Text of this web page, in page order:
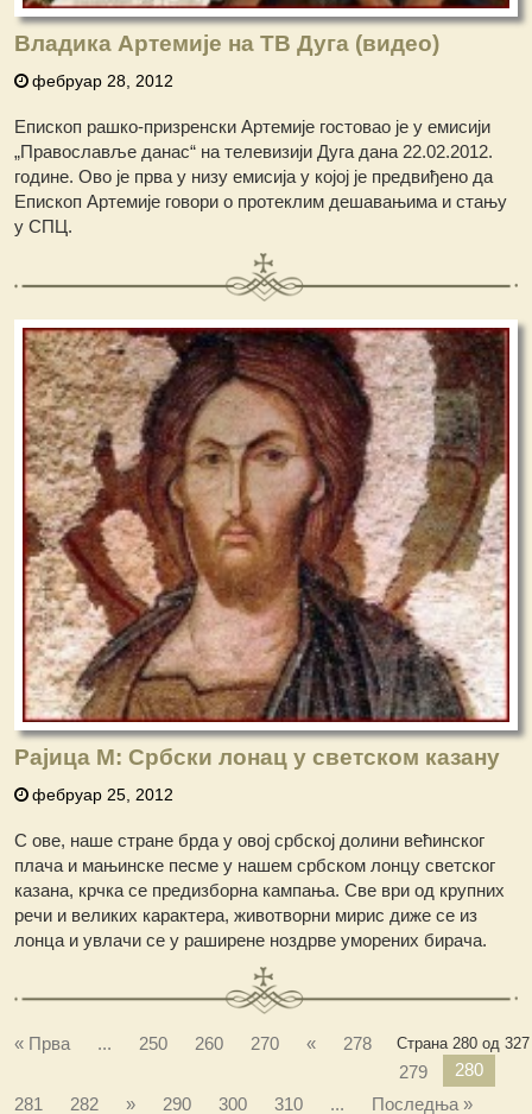
Владика Артемије на ТВ Дуга (видео)
фебруар 28, 2012
Епископ рашко-призренски Артемије гостовао je у емисији
„Православље данас“ на телевизији Дуга дана 22.02.2012.
године. Ово је прва у низу емисија у којој је предвиђено да
Епископ Артемије говори о протеклим дешавањима и стању
у СПЦ.
Рајица М: Србски лонац у светском казану
фебруар 25, 2012
С ове, наше стране брда у овој србској долини већинског
плача и мањинске песме у нашем србском лонцу светског
казана, крчка се предизборна кампања. Све ври од крупних
речи и великих карактера, животворни мирис диже се из
лонца и увлачи се у раширене ноздрве уморених бирача.
Страна 280 од 327
« Прва ... 250 260 270 «
278
279
280
281
282 » 290 300 310 ... Последња »